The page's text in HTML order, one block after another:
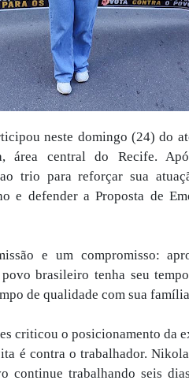
neste domingo (24) do
área central do Recife.
trio para reforçar sua
e defender a Proposta de
e um compromisso:
brasileiro tenha seu
de qualidade com sua
criticou o posicionamento da
é contra o trabalhador.
continue trabalhando seis